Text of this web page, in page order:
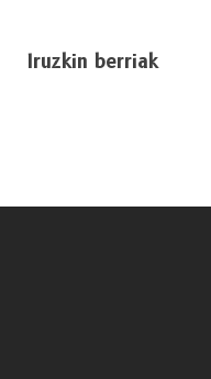
Iruzkin berriak